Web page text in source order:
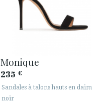
Monique
235 €
Sandales à talons hauts en daim
noir